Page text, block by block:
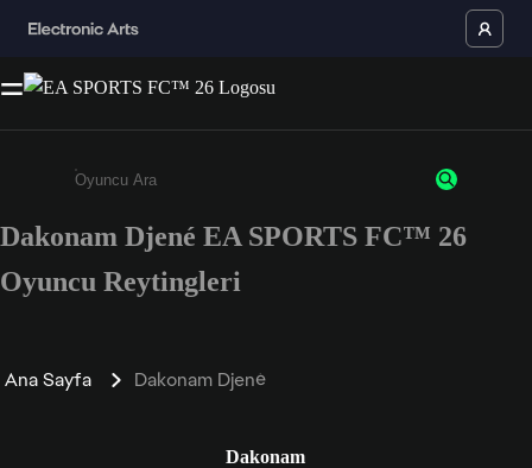
Enter a minimum of 3 characters or numbers
Dakonam Djené EA SPORTS FC™ 26
Oyuncu Reytingleri
Ana Sayfa Dakonam Djené
Dakonam